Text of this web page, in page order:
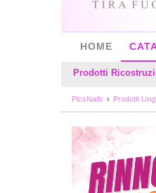
HOME
Prodotti
PicsNails Prodotti